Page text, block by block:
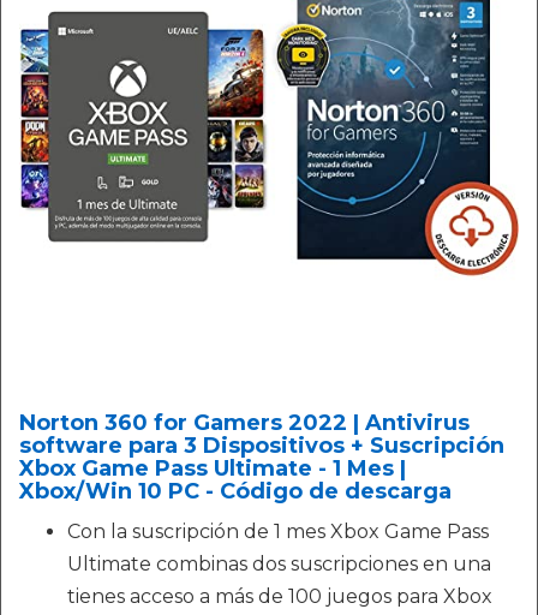
Norton 360 for Gamers 2022 | Antivirus
software para 3 Dispositivos + Suscripción
Xbox Game Pass Ultimate - 1 Mes |
Xbox/Win 10 PC - Código de descarga
Con la suscripción de 1 mes Xbox Game Pass
Ultimate combinas dos suscripciones en una
tienes acceso a más de 100 juegos para Xbox